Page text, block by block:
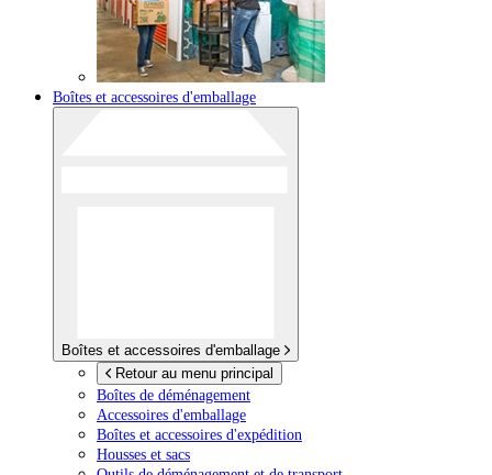
Boîtes et accessoires d'emballage
Boîtes et accessoires d'emballage
Retour au menu principal
Boîtes de déménagement
Accessoires d'emballage
Boîtes et accessoires d'expédition
Housses et sacs